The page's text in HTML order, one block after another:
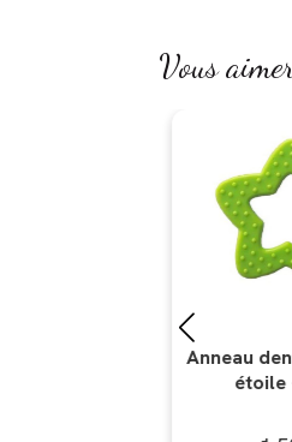
Vous
Anneau
fleur